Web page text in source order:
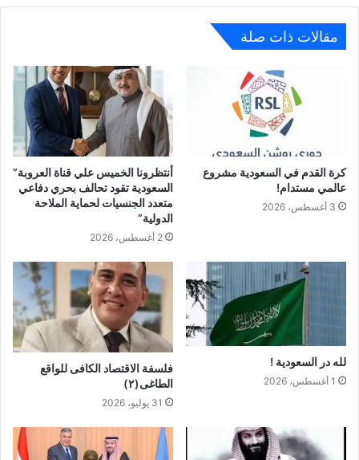
مقالات ذات صلة
كرة القدم في السعودية مشروع
عالمي مستدام!
3 أغسطس، 2026
أنتظرونا الخميس علي قناة العروبة”
السعودية تقود تحالف بحري دفاعي
متعدد الجنسيات لحماية الملاحة
الدولية”
2 أغسطس، 2026
لله در السعودية !
1 أغسطس، 2026
فلسفة الاقتصاد الكافى للواقع
الطاغى(٢)
31 يوليو، 2026